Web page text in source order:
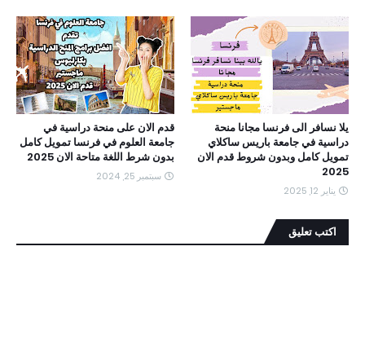
يلا نسافر الى فرنسا مجانا منحة
دراسية في جامعة باريس ساكلاي
تمويل كامل وبدون شروط قدم الان
2025
يناير 12, 2025
قدم الان على منحة دراسية في
جامعة العلوم في فرنسا تمويل كامل
بدون شرط اللغة متاحة الان 2025
سبتمبر 25, 2024
اكتب تعليق